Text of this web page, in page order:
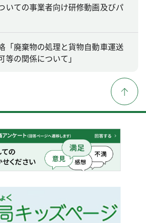
いての事業者向け研修動画及びパ
「廃棄物の処理と貨物自動車運送
等の関係について」